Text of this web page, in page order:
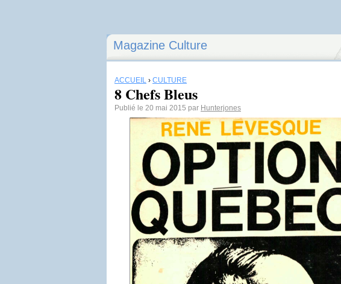
Magazine Culture
ACCUEIL › CULTURE
8 Chefs Bleus
Publié le 20 mai 2015 par Hunterjones